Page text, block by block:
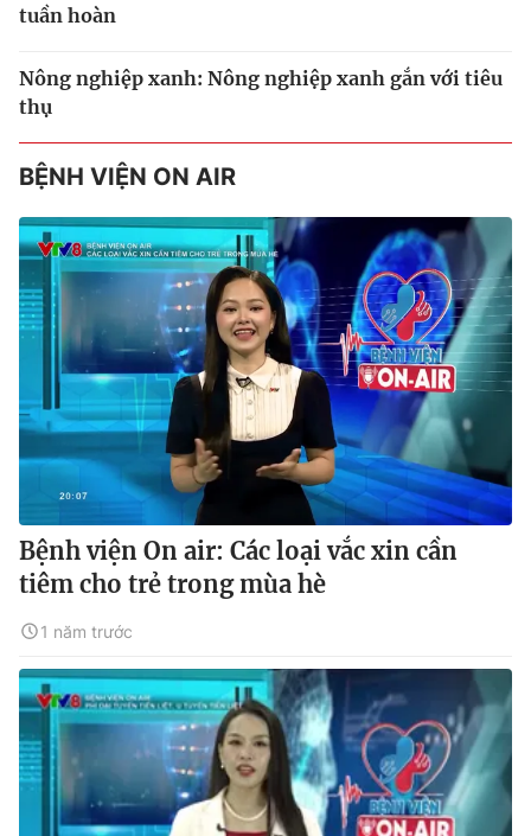
tuần hoàn
Nông nghiệp xanh: Nông nghiệp xanh gắn với tiêu
thụ
BỆNH VIỆN ON AIR
Bệnh viện On air: Các loại vắc xin cần
tiêm cho trẻ trong mùa hè
1 năm trước